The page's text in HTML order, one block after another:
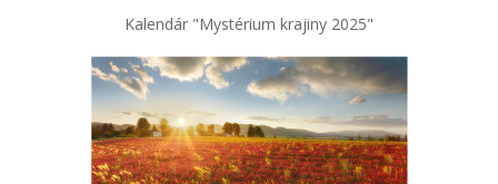
Kalendár "Mystérium krajiny 2025"